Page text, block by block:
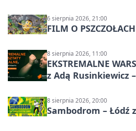
6 sierpnia 2026, 21:00
FILM O
8 sierpnia 2026, 11:00
EKSTREMALNE
z Adą Rusinkiewicz
8 sierpnia 2026, 20:00
Sambodrom – Łódź